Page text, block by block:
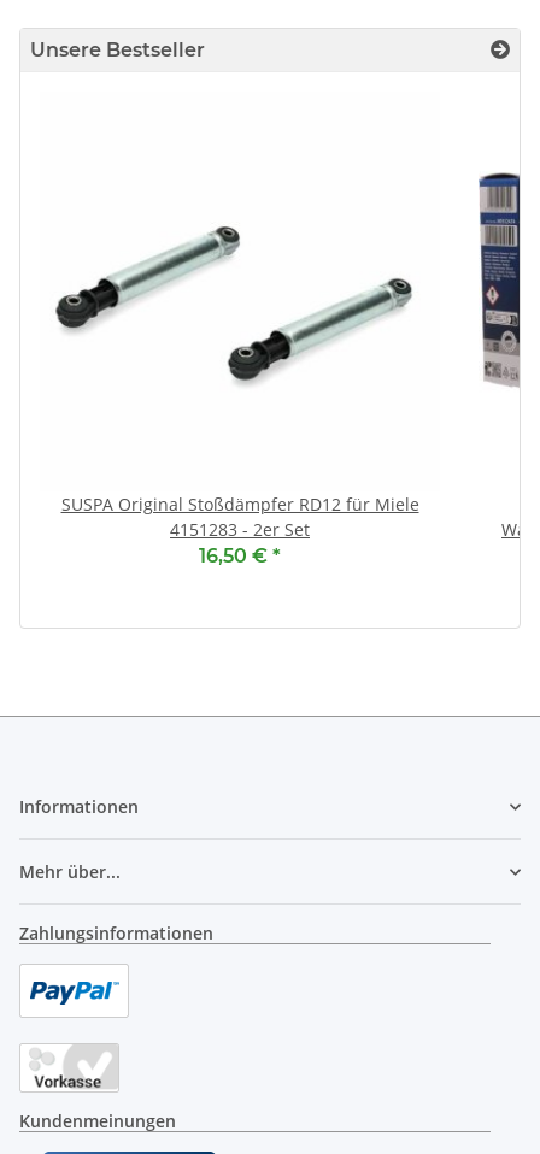
Unsere Bestseller
SUSPA Original Stoßdämpfer RD12 für Miele
4151283 - 2er Set
16,50 € *
Informationen
Mehr über...
Zahlungsinformationen
Kundenmeinungen